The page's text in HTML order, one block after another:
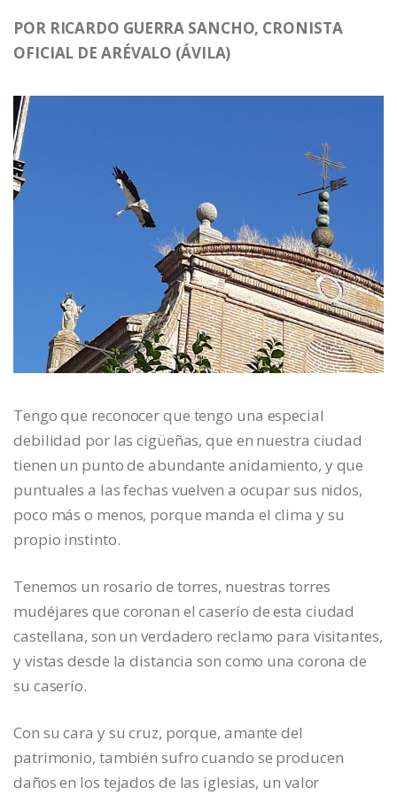
POR RICARDO GUERRA SANCHO, CRONISTA
OFICIAL DE ARÉVALO (ÁVILA)
Tengo que reconocer que tengo una especial
debilidad por las cigüeñas, que en nuestra ciudad
tienen un punto de abundante anidamiento, y que
puntuales a las fechas vuelven a ocupar sus nidos,
poco más o menos, porque manda el clima y su
propio instinto.
Tenemos un rosario de torres, nuestras torres
mudéjares que coronan el caserío de esta ciudad
castellana, son un verdadero reclamo para visitantes,
y vistas desde la distancia son como una corona de
su caserío.
Con su cara y su cruz, porque, amante del
patrimonio, también sufro cuando se producen
daños en los tejados de las iglesias, un valor